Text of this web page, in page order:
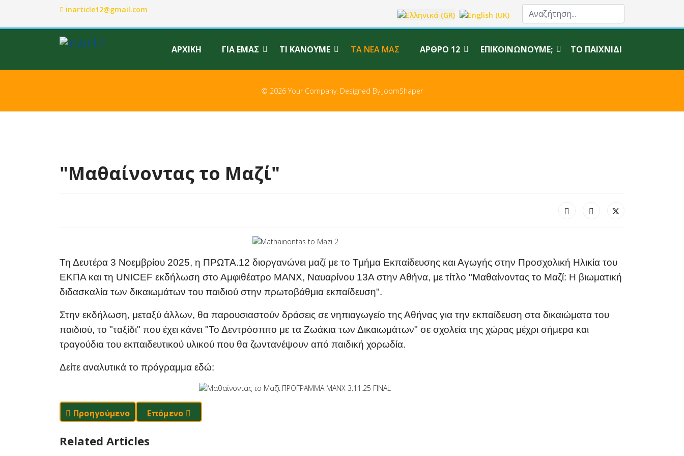
inarticle12@gmail.com Επιλέξτε τη γλώσσα σας
ΑΡΧΙΚΗ ΓΙΑ ΕΜΆΣ ΤΙ ΚΆΝΟΥΜΕ ΤΑ ΝΈΑ ΜΑΣ ΆΡΘΡΟ 12 ΕΠΙΚΟΙΝΩΝΟΎΜΕ; ΤΟ ΠΑΙΧΝΊΔΙ
© 2026 Your Company. Designed By JoomShaper
"Mαθαίνοντας το Μαζί"
Τη Δευτέρα 3 Νοεμβρίου 2025, η ΠΡΩΤΑ.12 διοργανώνει μαζί με το Τμήμα Εκπαίδευσης και Αγωγής στην Προσχολική Ηλικία του
ΕΚΠΑ και τη UNICEF εκδήλωση στο Αμφιθέατρο ΜΑΝΧ, Ναυαρίνου 13Α στην Αθήνα, με τίτλο "Μαθαίνοντας το Μαζί: Η βιωματική
διδασκαλία των δικαιωμάτων του παιδιού στην πρωτοβάθμια εκπαίδευση".
Στην εκδήλωση, μεταξύ άλλων, θα παρουσιαστoύν δράσεις σε νηπιαγωγείο της Αθήνας για την εκπαίδευση στα δικαιώματα του
παιδιού, το "ταξίδι" που έχει κάνει "Το Δεντρόσπιτο με τα Ζωάκια των Δικαιωμάτων" σε σχολεία της χώρας μέχρι σήμερα και
τραγούδια του εκπαιδευτικού υλικού που θα ζωντανέψουν από παιδική χορωδία.
Δείτε αναλυτικά το πρόγραμμα εδώ:
Προηγούμενο Άρθρο: Δράσεις Στην Τάξη Για Τα Δικαιώματα Του Παιδιού
Προηγούμενο Επόμενο Άρθρο: Τα Ζωάκια Τραγουδούν Τα Δικαιώματα Με Παιδικές Φωνές Και Ταξιδεύουν Στα Σχολεία
Επόμενο
Related Articles